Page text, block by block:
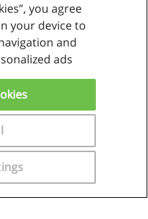
uso
- CIF : B-95610580: -
you agree
your device to
and
ads